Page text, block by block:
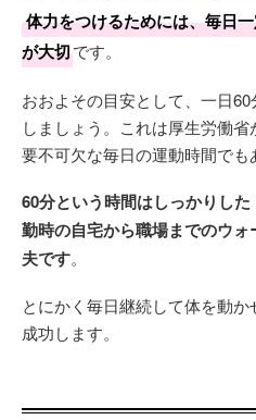
体力をつけるためには、毎日
が大切です。
おおよその目安として、一日
しましょう。これは厚生労働
要不可欠な毎日の運動時間でも
60分という時間はしっかりし
勤時の自宅から職場までのウ
夫です。
とにかく毎日継続して体を動
成功します。